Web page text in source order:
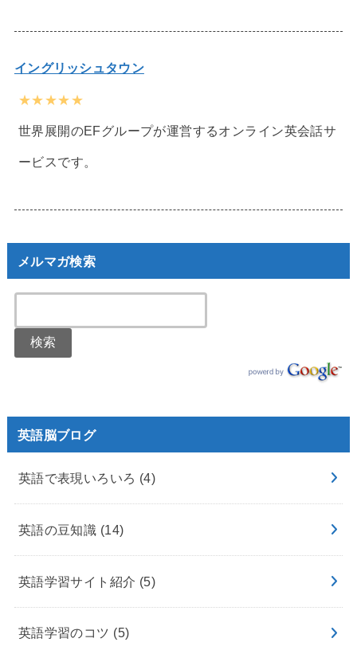
イングリッシュタウン
★★★★★
世界展開のEFグループが運営するオンライン英会話サ
ービスです。
メルマガ検索
英語脳ブログ
英語で表現いろいろ (4)
英語の豆知識 (14)
英語学習サイト紹介 (5)
英語学習のコツ (5)